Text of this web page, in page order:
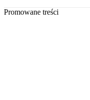
Promowane treści